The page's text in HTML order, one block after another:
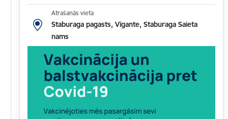
Atrašanās vieta
Staburaga pagasts, Vīgante, Staburaga Saieta
nams